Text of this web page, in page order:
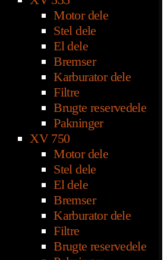
Motor dele
Stel dele
El dele
Bremser
Karburator dele
Filtre
Brugte reservedele
Pakninger
XV 750
Motor dele
Stel dele
El dele
Bremser
Karburator dele
Filtre
Brugte reservedele